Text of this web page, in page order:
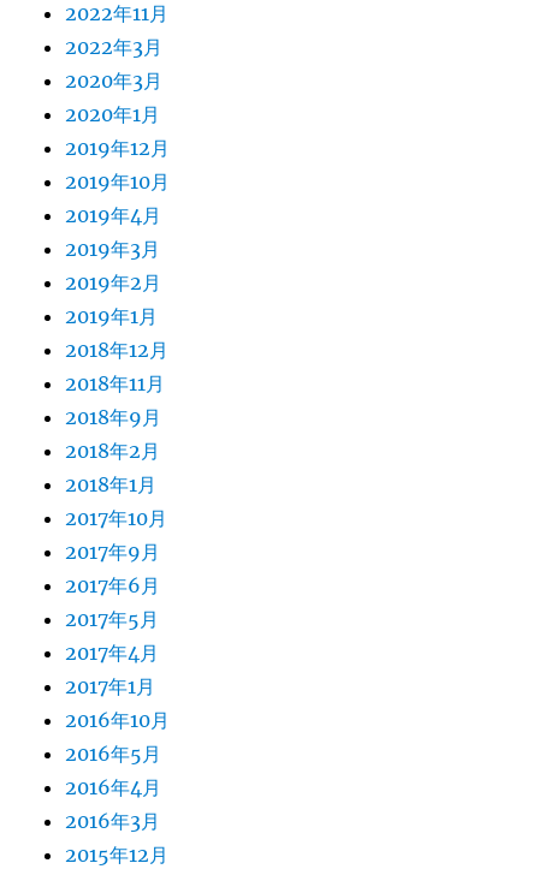
2022年11月
2022年3月
2020年3月
2020年1月
2019年12月
2019年10月
2019年4月
2019年3月
2019年2月
2019年1月
2018年12月
2018年11月
2018年9月
2018年2月
2018年1月
2017年10月
2017年9月
2017年6月
2017年5月
2017年4月
2017年1月
2016年10月
2016年5月
2016年4月
2016年3月
2015年12月